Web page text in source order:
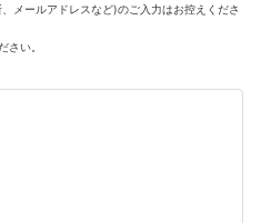
メールアドレスなど)のご入力はお控えくださ
さい。